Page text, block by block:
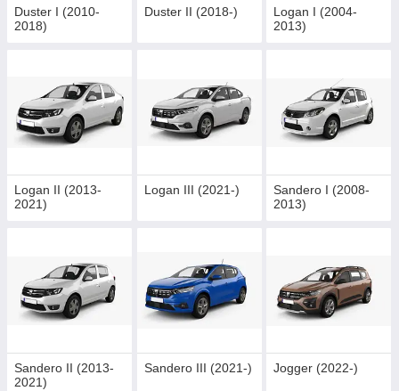
Duster I (2010-
2018)
Duster II (2018-)
Logan I (2004-
2013)
Logan II (2013-
2021)
Logan III (2021-)
Sandero I (2008-
2013)
Sandero II (2013-
2021)
Sandero III (2021-) Jogger (2022-)